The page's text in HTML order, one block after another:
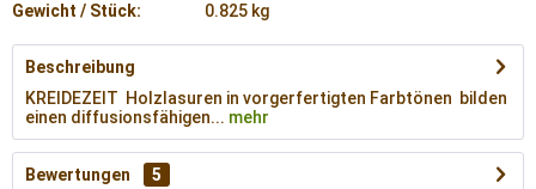
Gewicht / Stück:
0.825 kg
Beschreibung
KREIDEZEIT Holzlasuren in vorgerfertigten Farbtönen bilden
einen diffusionsfähigen... mehr
Bewertungen
5